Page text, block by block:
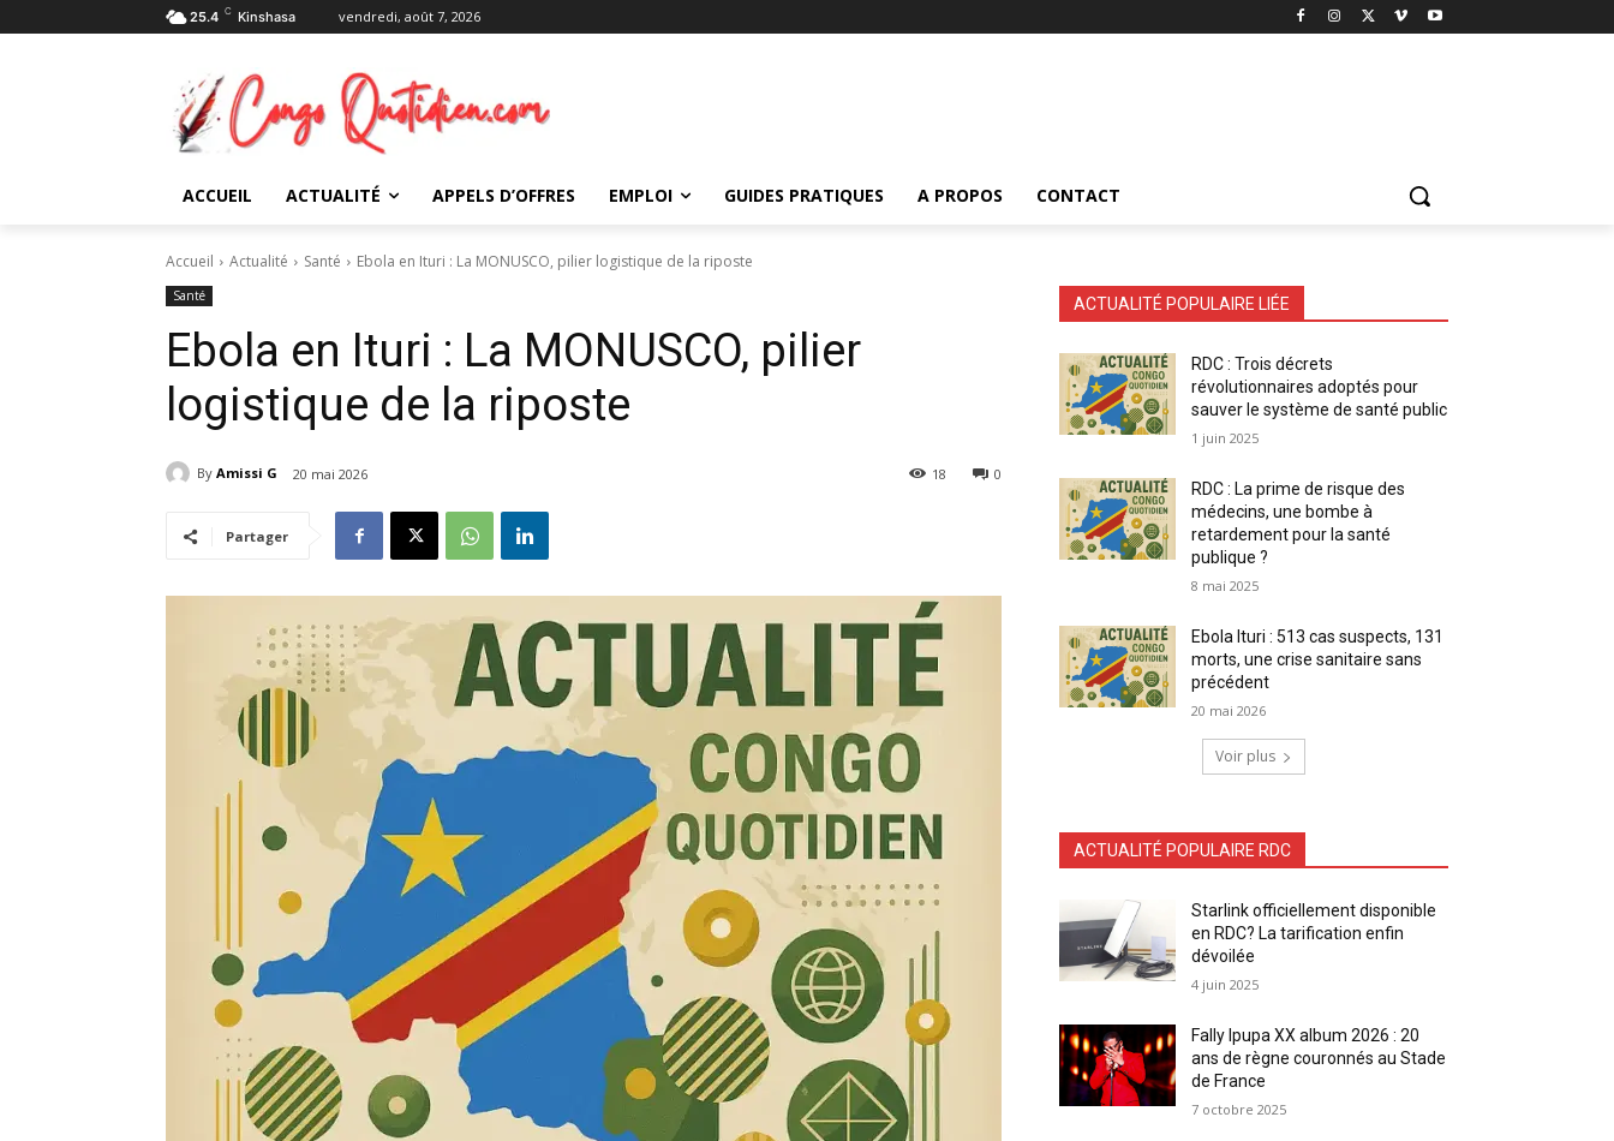
25.4 C Kinshasa vendredi, août 7, 2026
ACCUEIL ACTUALITÉ APPELS D’OFFRES EMPLOI GUIDES PRATIQUES A PROPOS CONTACT
Accueil Actualité Santé Ebola en Ituri : La MONUSCO, pilier logistique de la riposte
Santé
Ebola en Ituri : La MONUSCO, pilier
logistique de la riposte
By Amissi G 20 mai 2026 0
18
Partager
ACTUALITÉ POPULAIRE LIÉE
RDC : Trois décrets
révolutionnaires adoptés pour
sauver le système de santé public
1 juin 2025
RDC : La prime de risque des
médecins, une bombe à
retardement pour la santé
publique ?
8 mai 2025
Ebola Ituri : 513 cas suspects, 131
morts, une crise sanitaire sans
précédent
20 mai 2026
Voir plus
ACTUALITÉ POPULAIRE RDC
Starlink officiellement disponible
en RDC? La tarification enfin
dévoilée
4 juin 2025
Fally Ipupa XX album 2026 : 20
ans de règne couronnés au Stade
de France
7 octobre 2025